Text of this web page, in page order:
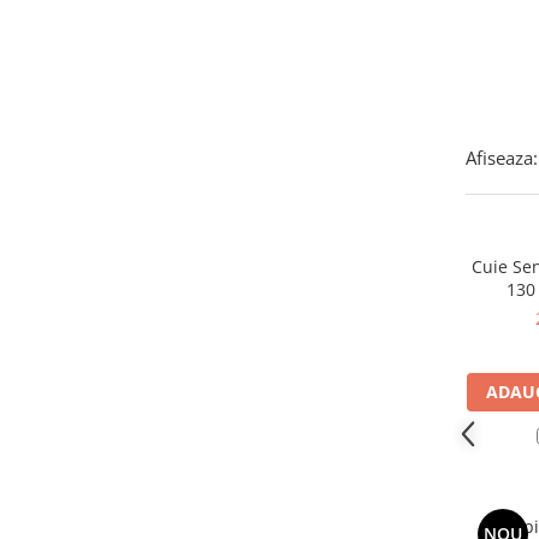
Afiseaza:
Cuie
NOU